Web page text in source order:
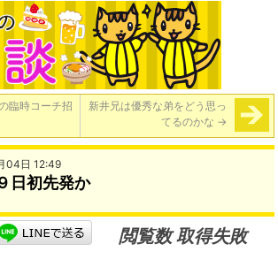
臨時コーチ招
新井兄は優秀な弟をどう思っ
てるのかな →
04日 12:49
日初先発か
閲覧数 取得失敗